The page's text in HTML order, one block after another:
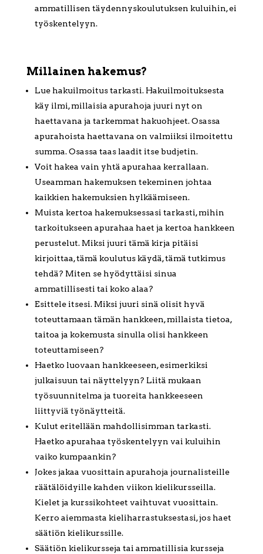
ammatillisen täydennyskoulutuksen kuluihin, ei
työskentelyyn.
Millainen hakemus?
Lue hakuilmoitus tarkasti. Hakuilmoituksesta
käy ilmi, millaisia apurahoja juuri nyt on
haettavana ja tarkemmat hakuohjeet. Osassa
apurahoista haettavana on valmiiksi ilmoitettu
summa. Osassa taas laadit itse budjetin.
Voit hakea vain yhtä apurahaa kerrallaan.
Useamman hakemuksen tekeminen johtaa
kaikkien hakemuksien hylkäämiseen.
Muista kertoa hakemuksessasi tarkasti, mihin
tarkoitukseen apurahaa haet ja kertoa hankkeen
perustelut. Miksi juuri tämä kirja pitäisi
kirjoittaa, tämä koulutus käydä, tämä tutkimus
tehdä? Miten se hyödyttäisi sinua
ammatillisesti tai koko alaa?
Esittele itsesi. Miksi juuri sinä olisit hyvä
toteuttamaan tämän hankkeen, millaista tietoa,
taitoa ja kokemusta sinulla olisi hankkeen
toteuttamiseen?
Haetko luovaan hankkeeseen, esimerkiksi
julkaisuun tai näyttelyyn? Liitä mukaan
työsuunnitelma ja tuoreita hankkeeseen
liittyviä työnäytteitä.
Kulut eritellään mahdollisimman tarkasti.
Haetko apurahaa työskentelyyn vai kuluihin
vaiko kumpaankin?
Jokes jakaa vuosittain apurahoja journalisteille
räätälöidyille kahden viikon kielikursseilla.
Kielet ja kurssikohteet vaihtuvat vuosittain.
Kerro aiemmasta kieliharrastuksestasi, jos haet
säätiön kielikurssille.
Säätiön kielikursseja tai ammatillisia kursseja